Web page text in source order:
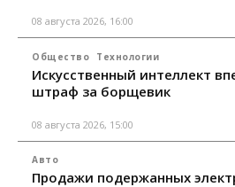
08 августа 2026, 16:00
Общество Технологии
Искусственный интеллект
штраф за борщевик
08 августа 2026, 15:00
Авто
Продажи подержанных